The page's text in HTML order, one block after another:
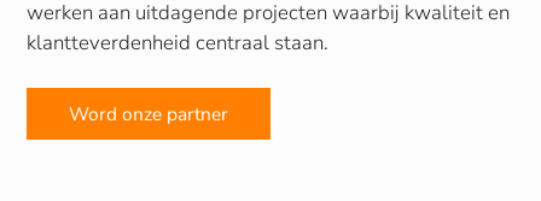
werken aan uitdagende projecten waarbij kwaliteit en
klantteverdenheid centraal staan.
Word onze partner